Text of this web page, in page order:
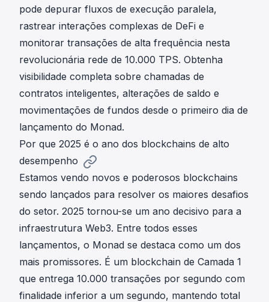
pode depurar fluxos de execução paralela,
rastrear interações complexas de DeFi e
monitorar transações de alta frequência nesta
revolucionária rede de 10.000 TPS. Obtenha
visibilidade completa sobre chamadas de
contratos inteligentes, alterações de saldo e
movimentações de fundos desde o primeiro dia de
lançamento do Monad.
Por que 2025 é o ano dos blockchains de alto
desempenho
Estamos vendo novos e poderosos blockchains
sendo lançados para resolver os maiores desafios
do setor. 2025 tornou-se um ano decisivo para a
infraestrutura Web3. Entre todos esses
lançamentos, o Monad se destaca como um dos
mais promissores. É um blockchain de Camada 1
que entrega 10.000 transações por segundo com
finalidade inferior a um segundo, mantendo total